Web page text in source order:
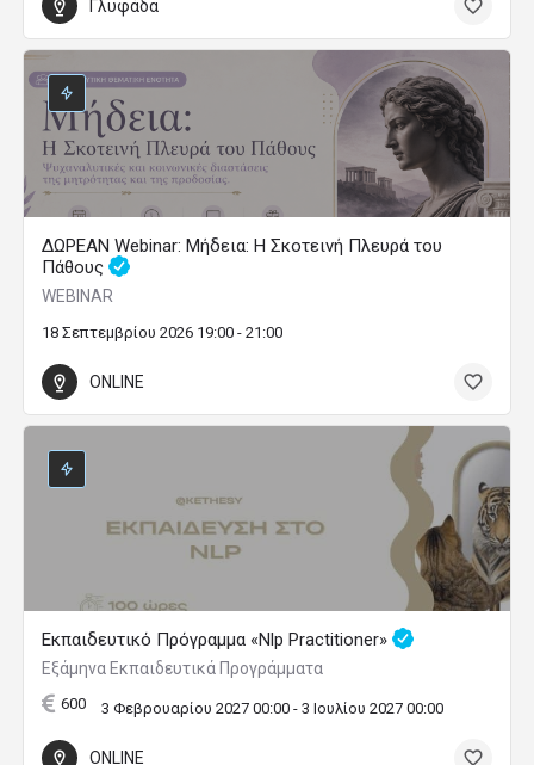
Γλυφάδα
ΔΩΡΕΑΝ Webinar: Μήδεια: Η Σκοτεινή Πλευρά του
Πάθους
WEBINAR
18 Σεπτεμβρίου 2026 19:00 - 21:00
ONLINE
Εκπαιδευτικό Πρόγραμμα «Nlp Practitioner»
Εξάμηνα Εκπαιδευτικά Προγράμματα
600 3 Φεβρουαρίου 2027 00:00 - 3 Ιουλίου 2027 00:00
ONLINE